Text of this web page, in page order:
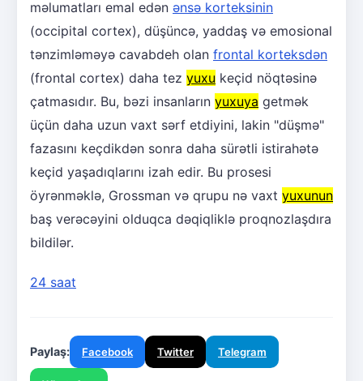
məlumatları emal edən ənsə korteksinin
(occipital cortex), düşüncə, yaddaş və emosional
tənzimləməyə cavabdeh olan frontal korteksdən
(frontal cortex) daha tez yuxu keçid nöqtəsinə
çatmasıdır. Bu, bəzi insanların yuxuya getmək
üçün daha uzun vaxt sərf etdiyini, lakin "düşmə"
fazasını keçdikdən sonra daha sürətli istirahətə
keçid yaşadıqlarını izah edir. Bu prosesi
öyrənməklə, Grossman və qrupu nə vaxt yuxunun
baş verəcəyini olduqca dəqiqliklə proqnozlaşdıra
bildilər.
24 saat
Paylaş: Facebook Twitter Telegram